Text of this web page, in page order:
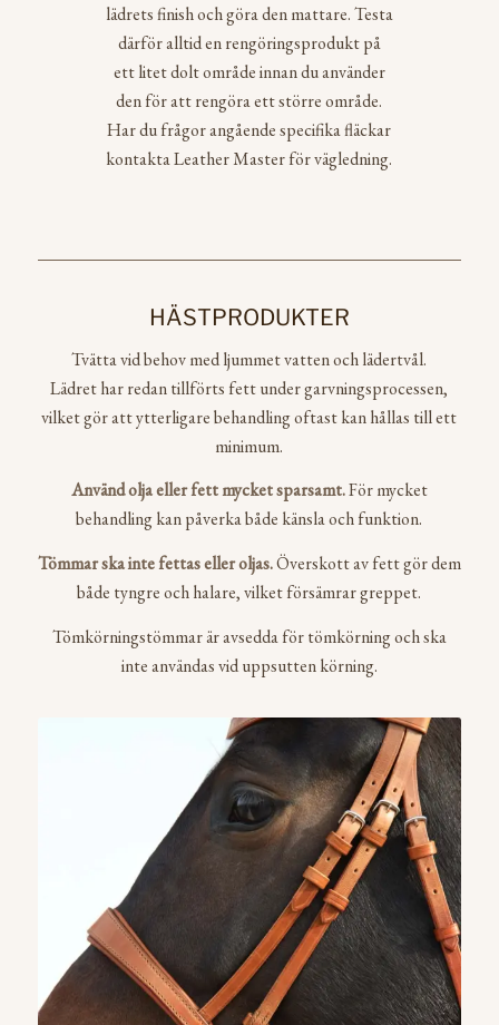
lädrets finish och göra den mattare. Testa
därför alltid en rengöringsprodukt på
ett litet dolt område innan du använder
den för att rengöra ett större område.
Har du frågor angående specifika fläckar
kontakta Leather Master för vägledning.
HÄSTPRODUKTER
Tvätta vid behov med ljummet vatten och lädertvål.
Lädret har redan tillförts fett under garvningsprocessen,
vilket gör att ytterligare behandling oftast kan hållas till ett
minimum.
Använd olja eller fett mycket sparsamt.För mycket
behandling kan påverka både känsla och funktion.
Tömmar ska inte fettas eller oljas.Överskott av fett gör dem
både tyngre och halare, vilket försämrar greppet.
Tömkörningstömmar är avsedda för tömkörning och ska
inte användas vid uppsutten körning.